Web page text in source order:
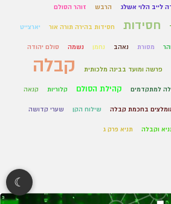
לייב הלוי אשלג הרבש זוהר הסולם
חסידות חסידות בהירה תורה אור יארצייט
מסורת נאהב נחמן נשמה סולם יהודה
פרשה ומועד בבינה מלכותית קבלה
למתקדמים קהילת הסולם קלוריות קנאה
בחכמת קבלה שילוח הקן שערי קדושה
וקבלה תניא פרק ג
☾